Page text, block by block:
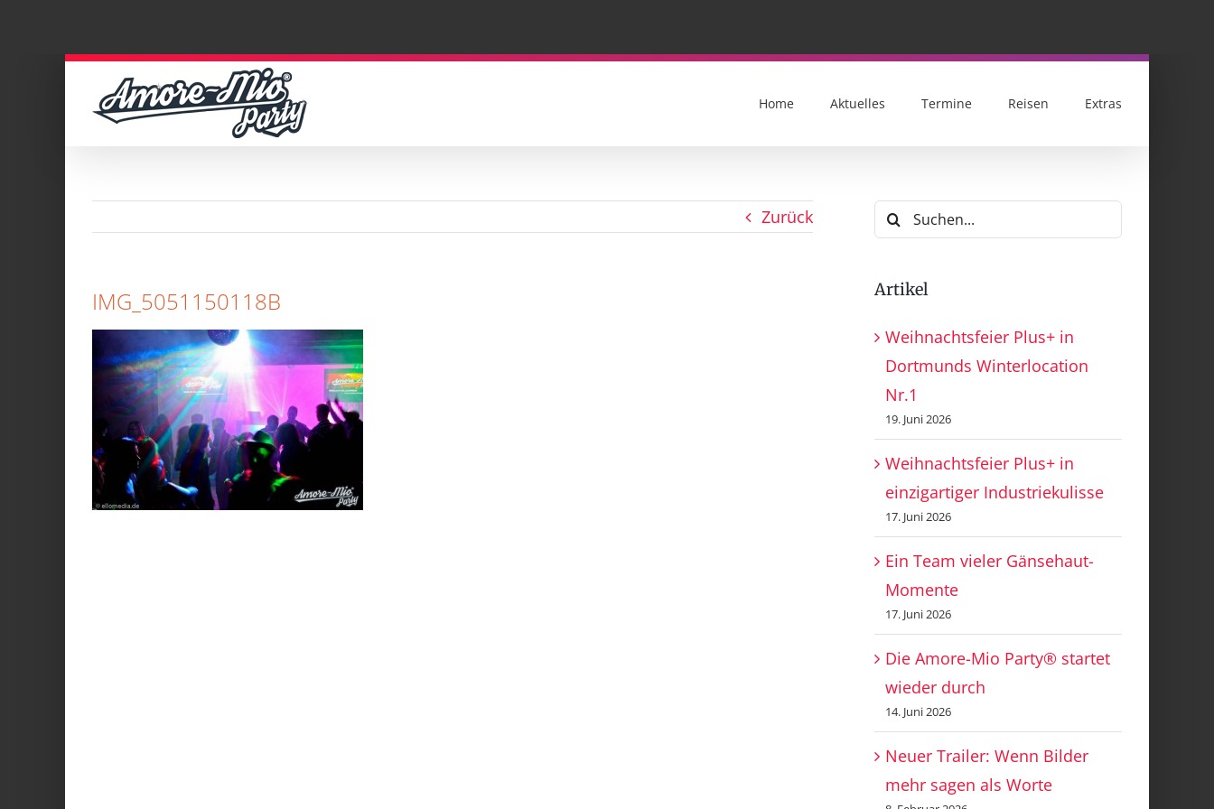
Home Aktuelles Termine Reisen Extras
Zurück
IMG_5051150118B
Suche
nach:
Artikel
Weihnachtsfeier Plus+ in
Dortmunds Winterlocation
Nr.1
19. Juni 2026
Weihnachtsfeier Plus+ in
einzigartiger Industriekulisse
17. Juni 2026
Ein Team vieler Gänsehaut-
Momente
17. Juni 2026
Die Amore-Mio Party® startet
wieder durch
14. Juni 2026
Neuer Trailer: Wenn Bilder
mehr sagen als Worte